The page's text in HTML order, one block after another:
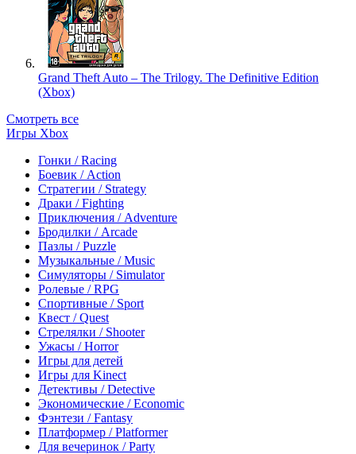
Grand Theft Auto – The Trilogy. The Definitive Edition
(Xbox)
Смотреть все
Игры Xbox
Гонки / Racing
Боевик / Action
Стратегии / Strategy
Драки / Fighting
Приключения / Adventure
Бродилки / Arcade
Пазлы / Puzzle
Музыкальные / Music
Симуляторы / Simulator
Ролевые / RPG
Спортивные / Sport
Квест / Quest
Стрелялки / Shooter
Ужасы / Horror
Игры для детей
Игры для Kinect
Детективы / Detective
Экономические / Economic
Фэнтези / Fantasy
Платформер / Platformer
Для вечеринок / Party